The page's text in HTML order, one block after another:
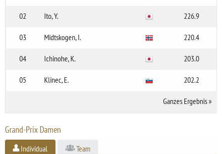
02 Ito, Y. 226.9
03 Midtskogen, I. 220.4
04 Ichinohe, K. 203.0
05 Klinec, E. 202.2
Ganzes Ergebnis»
Grand-Prix Damen
Individual Team